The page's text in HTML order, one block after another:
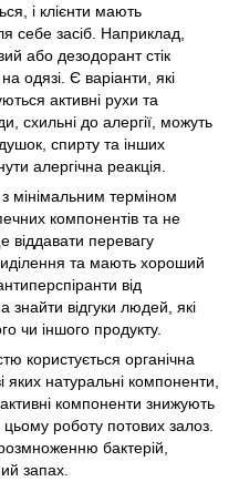
і клієнти мають
себе засіб. Наприклад,
або дезодорант стік
одязі. Є варіанти, які
активні рухи та
схильні до алергії, можуть
спирту та інших
алергічна реакція.
мінімальним терміном
компонентів та не
перевагу
та мають хороший
від
знайти відгуки людей, які
чи іншого продукту.
користується органічна
яких натуральні компоненти,
компоненти знижують
роботу потових залоз.
бактерій,
запах.